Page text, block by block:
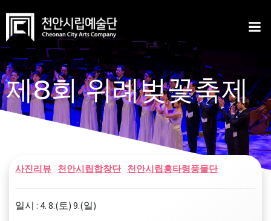
content
제8회 위례벚꽃축제
사진리뷰 천안시립합창단 천안시립흥타령풍물단
일시 : 4. 8.(토) 9.(일)